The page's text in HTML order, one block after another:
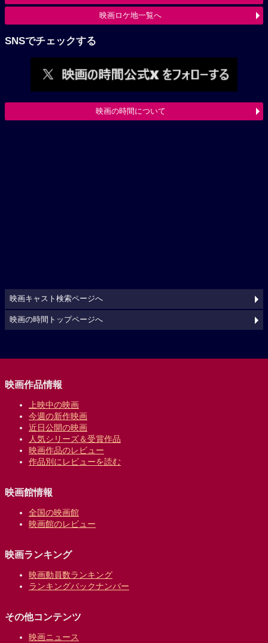
映画ロケ地一覧へ
SNSでチェックする
映画の時間について
映画キャスト検索ページへ
映画の時間トップページへ
映画作品情報
上映中の映画
今週の新作映画
近日公開の映画
人気シリーズ＆受賞作品
映画作品のレビュー
作品別にレビューを読む
映画館情報
全国の映画館
映画館のレビュー
映画ランキング
映画動員数ランキング
ランキングバックナンバー
その他コンテンツ
映画ニュース